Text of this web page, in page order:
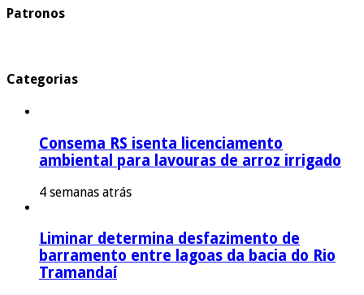
Patronos
Categorias
Consema RS isenta licenciamento
ambiental para lavouras de arroz irrigado
4 semanas atrás
Liminar determina desfazimento de
barramento entre lagoas da bacia do Rio
Tramandaí